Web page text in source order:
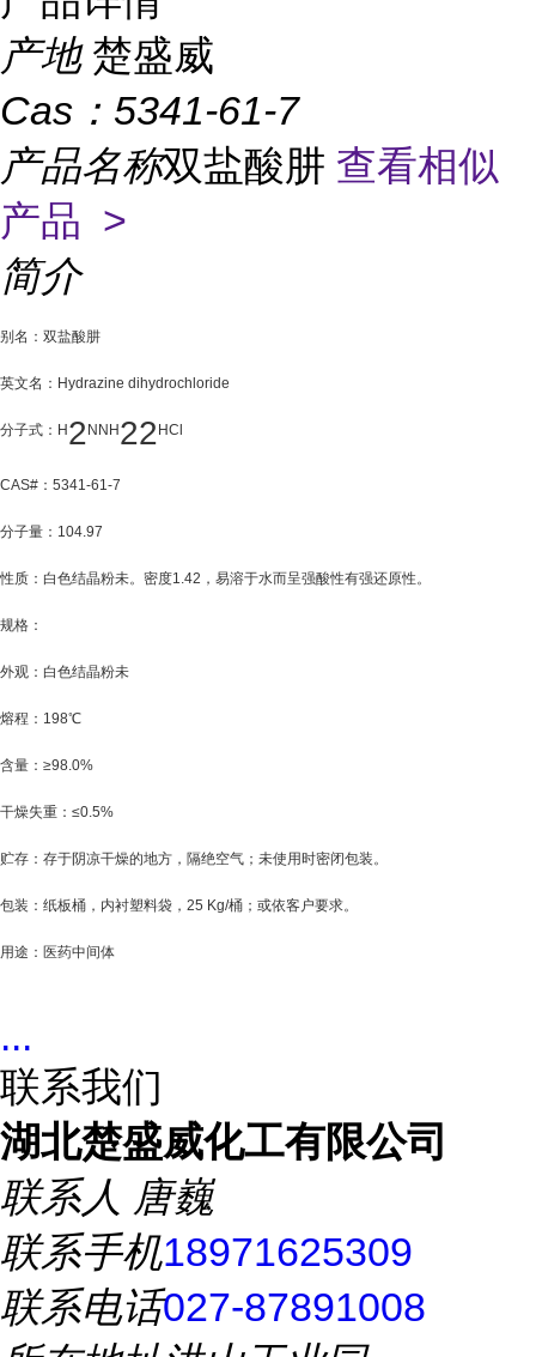
产地 楚盛威
Cas： 5341-61-7
产品名称双盐酸肼 查看相似
产品 >
简介
别名：双盐酸肼
英文名：Hydrazine dihydrochloride
分子式：H 2 NNH 22 HCl
CAS#：5341-61-7
分子量：104.97
性质：白色结晶粉未。密度1.42，易溶于水而呈强酸性有强还原性。
规格：
外观：白色结晶粉未
熔程：198℃
含量：≥98.0%
干燥失重：≤0.5%
贮存：存于阴凉干燥的地方，隔绝空气；未使用时密闭包装。
包装：纸板桶，内衬塑料袋，25 Kg/桶；或依客户要求。
用途：医药中间体
...
联系我们
湖北楚盛威化工有限公司
联系人 唐巍
联系手机18971625309
联系电话027-87891008